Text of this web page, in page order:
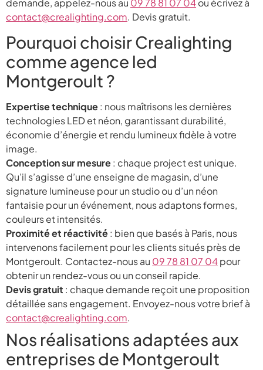
contact@crealighting.com. Devis gratuit.
Pourquoi choisir Crealighting
comme agence led
Montgeroult ?
Expertise technique: nous maîtrisons les dernières
technologies LED et néon, garantissant durabilité,
économie d’énergie et rendu lumineux fidèle à votre
image.
Conception sur mesure: chaque project est unique.
Qu’il s’agisse d’une enseigne de magasin, d’une
signature lumineuse pour un studio ou d’un néon
fantaisie pour un événement, nous adaptons formes,
couleurs et intensités.
Proximité et réactivité: bien que basés à Paris, nous
intervenons facilement pour les clients situés près de
Montgeroult. Contactez-nous au 09 78 81 07 04pour
obtenir un rendez-vous ou un conseil rapide.
Devis gratuit : chaque demande reçoit une proposition
détaillée sans engagement. Envoyez-nous votre brief à
contact@crealighting.com.
Nos réalisations adaptées aux
entreprises de Montgeroult